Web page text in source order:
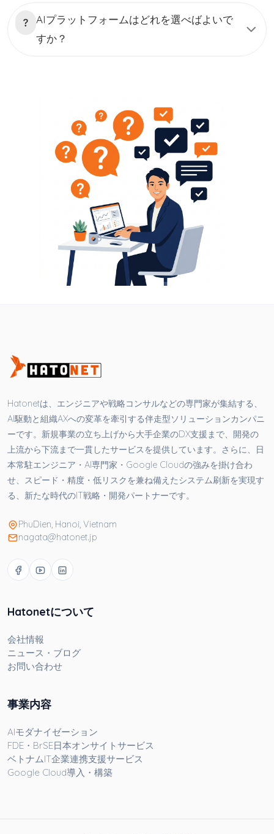
セスを徐々に閉鎖的かつ迅速かつ高品質なものにしていきます。
人材紹介サービスを利用させていただくため、 人材採用コンサル
タントの契約を締結させていただく Devworksシステム上で、無
す。 Devwork.vn は、雇用主と候補者および採用スペシャリスト
を結びつけるのに役立つテクノロジー製品で、採用プロセスを
徐々に閉鎖的かつ迅速かつ高品質なものにしていきます。 人材紹
介サービスを利用させていただくため、 人材採用コンサルタント
の契約を締結させていただく Devworksシステム上で、無料で求
人票を掲載できる 候補者の履歴書を貰った後、お客様の判断より
Devworkサイトで面接日程を予約できる システム経由で、候補者
に内定をお送る IT人材紹介手数料を指摘された銀行口座に振り込
む 現在、ベトナムは、安価で豊富な人件費を活用してコスト削減
を図るため、世界中から多くの大企業や企業がベトナムにオフシ
ョア開発センターを設立する拠点として繁栄しています。 ベトナ
ムと日本の国々の間で伝統的な文化の共通点に遭遇することもあ
る、日本とベトナム との時差は2時間だけです。IT の仕事を探す
- 無料の求人広告を掲載_効果的で評判の良い求人検索サイトで、
毎日何千もの新しい求人を更新します。 Devwork.vn は、雇用主
と候補者および採用スペシャリストを結びつけるのに役立つテク
手数料を指摘された銀行口座に振り込む 現在、ベトナムは、安価
る拠点として繁栄しています。 ベトナムと日本の国々の間で伝統
的な文化の共通点に遭遇することもある、日本とベトナム との時
差は2時間だけです。IT の仕事を探す - 無料の求人広告を掲載_効
果的で評判の良い求人検索サイトで、毎日何千もの新しい求人を
更新します。 Devwork.vn は、雇用主と候補者および採用スペシ
ャリストを結びつけるのに役立つテクノロジー製品で、採用プロ
セスを徐々に閉鎖的かつ迅速かつ高品質なものにしていきます。
人材紹介サービスを利用させていただくため、 人材採用コンサル
タントの契約を締結させていただく Devworksシステム上で、無
断よりDevworkサイトで面接日程を予約できる システム経由で、
候補者に内定をお送る IT人材紹介手数料を指摘された銀行口座に
振り込む 現在、ベトナムは、安価で豊富な人件費を活用してコス
ト削減を図るため、世界中から多くの大企業や企業がベトナムに
オフショア開発センターを設立する拠点として繁栄しています。
ベトナムと日本の国々の間で伝統的な文化の共通点に遭遇するこ
め、世界中から多くの大企業や企業がベトナムにオフショア開発
の国々の間で伝統的な文化の共通点に遭遇することもある、日本
とベトナム との時差は2時間だけです。ア開発センターを設立す
る拠点として繁栄しています。 ベトナムと日本の国々の間で伝統
的な文化の共通点に遭遇することもある、日本とベトナム との時
AIプラットフォームはどれを選べばよいで
すか？
Hatonetは、エンジニアや戦略コンサルなどの専門家が集結する、
AI駆動と組織AXへの変革を牽引する伴走型ソリューションカンパニ
ーです。新規事業の立ち上げから大手企業のDX支援まで、開発の
上流から下流まで一貫したサービスを提供しています。さらに、日
本常駐エンジニア・AI専門家・Google Cloudの強みを掛け合わ
せ、スピード・精度・低リスクを兼ね備えたシステム刷新を実現す
る、新たな時代のIT戦略・開発パートナーです。
PhuDien, Hanoi, Vietnam
nagata@hatonet.jp
Hatonetについて
会社情報
ニュース・ブログ
お問い合わせ
事業内容
AIモダナイゼーション
FDE・BrSE日本オンサイトサービス
ベトナムIT企業連携支援サービス
Google Cloud導入・構築